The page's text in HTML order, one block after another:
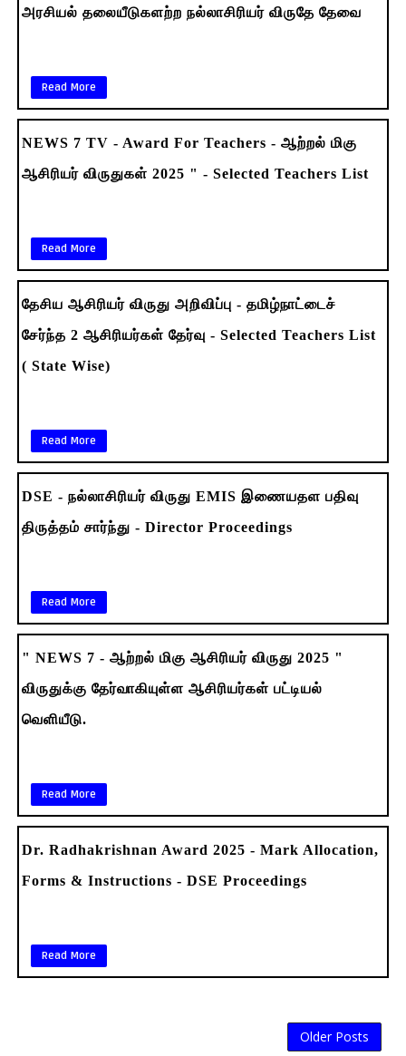
அரசியல் தலையீடுகளற்ற நல்லாசிரியர் விருதே தேவை
Read More
NEWS 7 TV - Award For Teachers - ஆற்றல் மிகு
ஆசிரியர் விருதுகள் 2025 " - Selected Teachers List
Read More
தேசிய ஆசிரியர் விருது அறிவிப்பு - தமிழ்நாட்டைச்
சேர்ந்த 2 ஆசிரியர்கள் தேர்வு - Selected Teachers List
( State Wise)
Read More
DSE - நல்லாசிரியர் விருது EMIS இணையதள பதிவு
திருத்தம் சார்ந்து - Director Proceedings
Read More
" NEWS 7 - ஆற்றல் மிகு ஆசிரியர் விருது 2025 "
விருதுக்கு தேர்வாகியுள்ள ஆசிரியர்கள் பட்டியல்
வெளியீடு.
Read More
Dr. Radhakrishnan Award 2025 - Mark Allocation,
Forms & Instructions - DSE Proceedings
Read More
Older Posts